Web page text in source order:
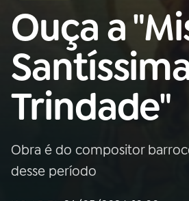
Buscar
na
Rádio
MEC
Início
01 INÍCIO
02 A RÁDIO
Ouça a
Trindade"
Obra é do compositor
desse período